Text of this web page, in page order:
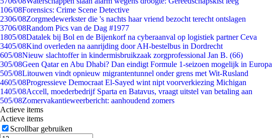
106/08Forensics: Crime Scene Detective
2306/08Zorgmedewerkster die 's nachts haar vriend bezocht terecht ontslagen
3706/08Random Pics van de Dag #1977
1805/08Datalek bij Bol en de Bijenkorf na cyberaanval op logistiek partner Ceva
3405/08Kind overleden na aanrijding door AH-bestelbus in Dordrecht
605/08Nieuw slachtoffer in kindermisbruikzaak zorgprofessional Jan B. (66)
305/08Geen Qatar en Abu Dhabi? Dan eindigt Formule 1-seizoen mogelijk in Europa
505/08Litouwen vindt opnieuw migrantentunnel onder grens met Wit-Rusland
4605/08Progressieve Democraat El-Sayed wint nipt voorverkiezing Michigan
1405/08Accell, moederbedrijf Sparta en Batavus, vraagt uitstel van betaling aan
505/08Zomervakantieweerbericht: aanhoudend zomers
Actieve items
Actieve items
Scrollbar gebruiken